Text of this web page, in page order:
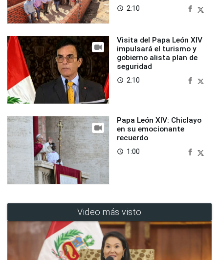
access_time 2:10
Visita del Papa León XIV
impulsará el turismo y
gobierno alista plan de
seguridad
access_time 2:10
Papa León XIV: Chiclayo
en su emocionante
recuerdo
access_time 1:00
Video más visto